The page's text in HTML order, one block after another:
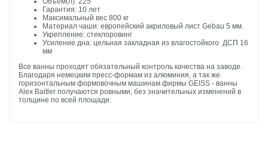
Гарантия: 10 лет
Максимальный вес 800 кг
Материал чаши: европейский акриловый лист Gebau 5 мм.
Укрепление: стеклоровинг
Усиление дна: цельная закладная из влагостойкого ДСП 16
мм
Все ванны проходят обязательный контроль качества на заводе.
Благодаря немецким пресс-формам из алюминия, а так же
горизонтальным формовочным машинам фирмы GEISS - ванны
Alex Baitler получаются ровными, без значительных изменений в
толщине по всей площади.